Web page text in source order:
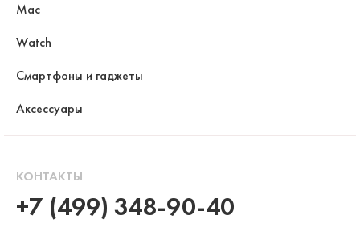
Mac
Watch
Смартфоны и гаджеты
Аксессуары
КОНТАКТЫ
+7 (499) 348-90-40